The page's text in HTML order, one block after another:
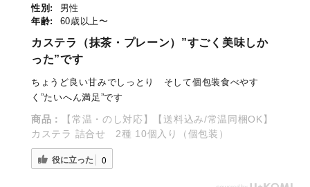
性別:
男性
年齢:
60歳以上〜
カステラ（抹茶・プレーン）”すごく美味しか
った”です
ちょうど良い甘みでしっとり そして個包装食べやす
く”たいへん満足”です
商品：
【常温・のし対応】【送料込み/常温同梱OK】
カステラ 詰合せ 2種 10個入り（個包装）
役に立った 0